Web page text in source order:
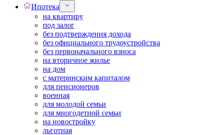
Ипотека
на квартиру
под залог
без подтверждения дохода
без официального трудоустройства
без первоначального взноса
на вторичное жилье
на дом
с материнским капиталом
для пенсионеров
военная
для молодой семьи
для многодетной семьи
на новостройку
льготная